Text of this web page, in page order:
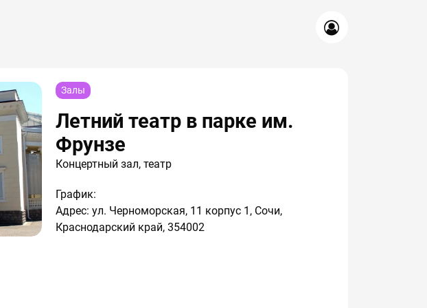
Залы
Летний театр в парке им.
Фрунзе
Концертный зал, театр
График:
Адрес: ул. Черноморская, 11 корпус 1, Сочи,
Краснодарский край, 354002